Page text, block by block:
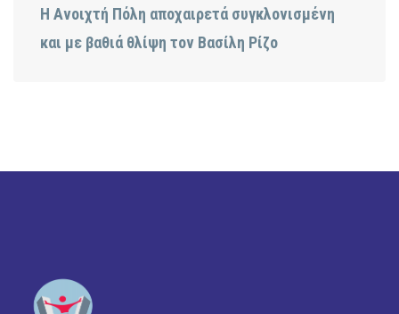
Η Ανοιχτή Πόλη αποχαιρετά συγκλονισμένη
και με βαθιά θλίψη τον Βασίλη Ρίζο